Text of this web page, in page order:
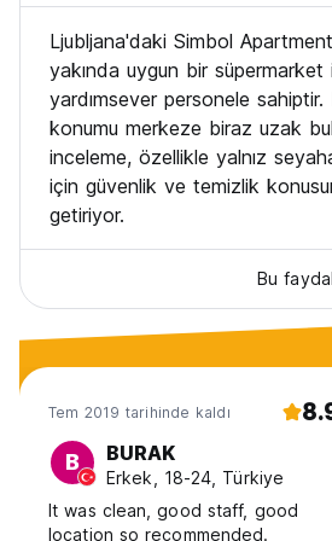
Ljubljana'daki Simbol
yakında uygun bir
yardımsever personele sahiptir.
konumu merkeze biraz uzak
inceleme, özellikle yalnız
için güvenlik ve temizlik
getiriyor.
Bu
Tem 2019 tarihinde kaldı
B BURAK
Erkek, 18-24, Türkiye
It was clean, good staff, good
location so recommended.